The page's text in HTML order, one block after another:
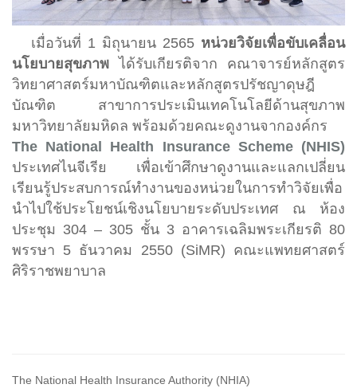
เมื่อวันที่ 1 มิถุนายน 2565 หน่วยวิจัยเพื่อขับเคลื่อน
นโยบายสุขภาพ ได้รับเกียรติจาก คณาจารย์หลักสูตร
วิทยาศาสตร์มหาบัณฑิตและหลักสูตรปรัชญาดุษฎี
บัณฑิต สาขาการประเมินเทคโนโลยีด้านสุขภาพ
มหาวิทยาลัยมหิดล พร้อมด้วยคณะดูงานจากองค์กร
The National Health Insurance Scheme (NHIS)
ประเทศไนจีเรีย เพื่อเข้าศึกษาดูงานและแลกเปลี่ยน
เรียนรู้ประสบการณ์ทำงานของหน่วยในการทำวิจัยเพื่อ
นำไปใช้ประโยชน์เชิงนโยบายระดับประเทศ ณ ห้อง
ประชุม 304 – 305 ชั้น 3 อาคารเฉลิมพระเกียรติ 80
พรรษา 5 ธันวาคม 2550 (SiMR) คณะแพทยศาสตร์
ศิริราชพยาบาล
The National Health Insurance Authority (NHIA)